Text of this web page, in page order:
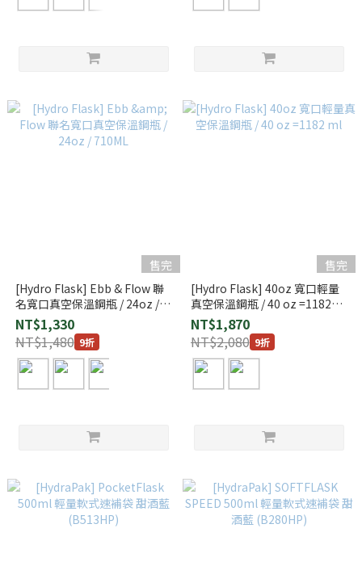
售完
[Hydro Flask] Ebb & Flow 聯
名寬口真空保溫鋼瓶 / 24oz /
710ML
NT$1,330
NT$1,480 9折
售完
[Hydro Flask] 40oz 寬口輕量
真空保溫鋼瓶 / 40 oz =1182
ml
NT$1,870
NT$2,080 9折